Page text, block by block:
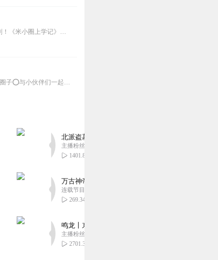
★米小圈漫画书发布啦★《爆笑米小圈》漫画书来啦《米小圈上学记》一二三年级正版广播剧！《米小圈上学记》系列是儿童作家北猫最新创作的儿童小说系列，作品诙谐幽默、好...
推荐→捣蛋头上学记：脑洞大开的魔法课堂日记→少年派5：爆笑校园篇点击加入棒棒老师的圈子⭕️与小伙伴们一起互动添加棒棒老师个人微信号：BBLSFM“和他们拼了，...
北派盗墓笔记丨头陀渊出品丨悬疑灵异丨摸金校尉
主播粉丝1659万
1401.83万
万古神帝丨玄幻丨热血丨紫襟团队演播丨多人有声
连载节目超二百集
269.34万
鸣龙丨东方玄幻丨紫襟团队丨轻松搞笑丨多人有声
主播粉丝2836万
2701.39万